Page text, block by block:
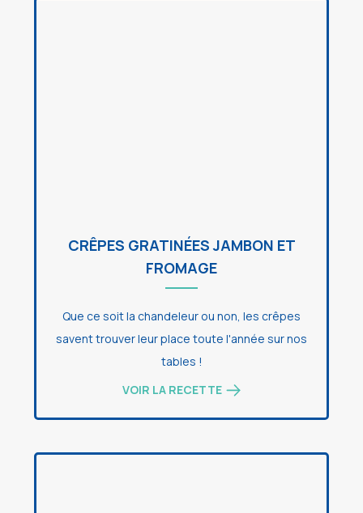
CRÊPES GRATINÉES JAMBON ET
FROMAGE
Que ce soit la chandeleur ou non, les crêpes
savent trouver leur place toute l'année sur nos
tables !
VOIR LA RECETTE